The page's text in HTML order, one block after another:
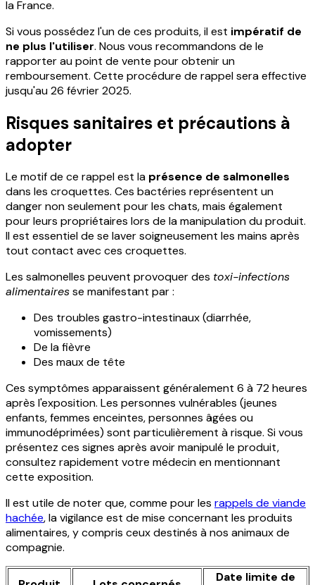
la France.
Si vous possédez l'un de ces produits, il est impératif de
ne plus l'utiliser. Nous vous recommandons de le
rapporter au point de vente pour obtenir un
remboursement. Cette procédure de rappel sera effective
jusqu'au 26 février 2025.
Risques sanitaires et précautions à
adopter
Le motif de ce rappel est la présence de salmonelles
dans les croquettes. Ces bactéries représentent un
danger non seulement pour les chats, mais également
pour leurs propriétaires lors de la manipulation du produit.
Il est essentiel de se laver soigneusement les mains après
tout contact avec ces croquettes.
Les salmonelles peuvent provoquer des toxi-infections
alimentairesse manifestant par :
Des troubles gastro-intestinaux (diarrhée,
vomissements)
De la fièvre
Des maux de tête
Ces symptômes apparaissent généralement 6 à 72 heures
après l'exposition. Les personnes vulnérables (jeunes
enfants, femmes enceintes, personnes âgées ou
immunodéprimées) sont particulièrement à risque. Si vous
présentez ces signes après avoir manipulé le produit,
consultez rapidement votre médecin en mentionnant
cette exposition.
Il est utile de noter que, comme pour les rappels de viande
hachée, la vigilance est de mise concernant les produits
alimentaires, y compris ceux destinés à nos animaux de
compagnie.
Date limite de